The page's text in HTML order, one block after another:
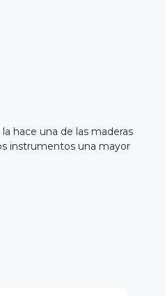
hace una de las maderas
instrumentos una mayor